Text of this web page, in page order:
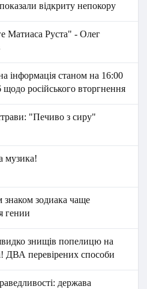
відкриту непокору
Матиаса Руста" - Олег
інформація станом на 16:00
щодо російського вторгнення
"Печиво з сиру"
музика!
зодиака чаще
гении
знищів попелицю на
ДВА перевірених способи
держава